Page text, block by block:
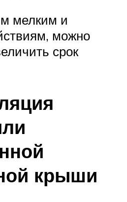
мелким и
можно
срок
крыши